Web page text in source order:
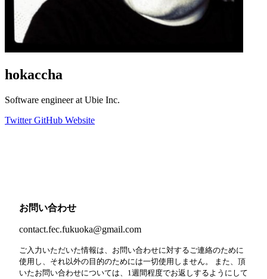
hokaccha
Software engineer at Ubie Inc.
TwitterGitHub Website
お問い合わせ
contact.fec.fukuoka@gmail.com
ご入力いただいた情報は、お問い合わせに対するご連絡のために
使用し、それ以外の目的のためには一切使用しません。 また、頂
いたお問い合わせについては、1週間程度でお返しするようにして